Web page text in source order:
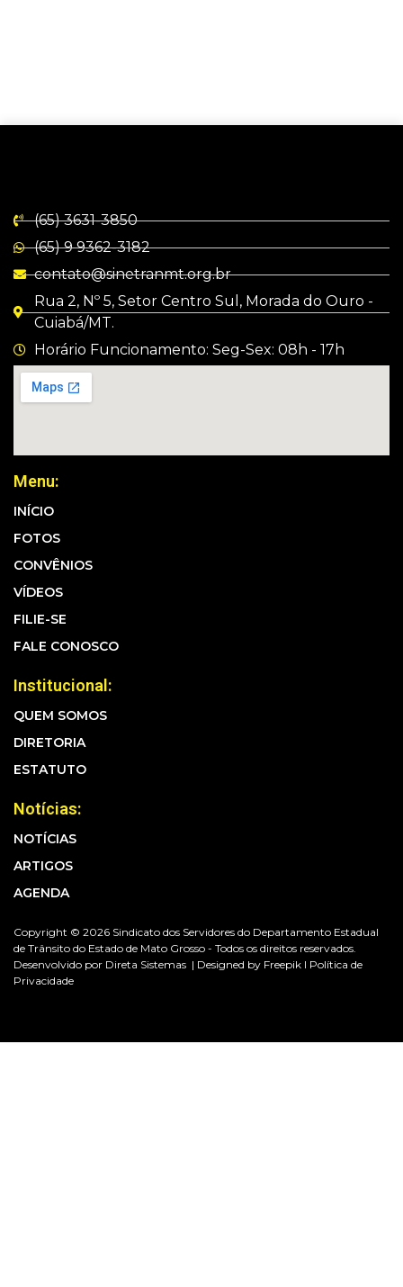
(65) 3631-3850
(65) 9 9362-3182
contato@sinetranmt.org.br
Rua 2, Nº 5, Setor Centro Sul, Morada do Ouro -
Cuiabá/MT.
Horário Funcionamento: Seg-Sex: 08h - 17h
Menu:
INÍCIO
FOTOS
CONVÊNIOS
VÍDEOS
FILIE-SE
FALE CONOSCO
Institucional:
QUEM SOMOS
DIRETORIA
ESTATUTO
Notícias:
NOTÍCIAS
ARTIGOS
AGENDA
Copyright © 2026 Sindicato dos Servidores do Departamento Estadual
de Trânsito do Estado de Mato Grosso - Todos os direitos reservados.
Desenvolvido por Direta Sistemas | Designed by Freepik I Política de
Privacidade